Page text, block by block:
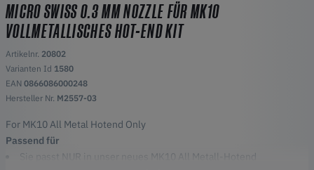
MICRO SWISS 0.3 MM NOZZLE FÜR MK10
VOLLMETALLISCHES HOT-END KIT
Artikelnr. 20802
Varianten Id 1580
EAN 0866086000248
Hersteller Nr. M2557-03
For MK10 All Metal Hotend Only
Passend für
Sie passt NUR in unser neues MK10 All Metall-Hotend